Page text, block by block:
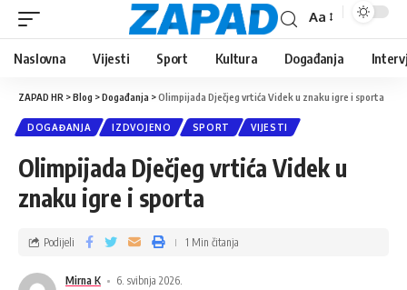
Aa
Naslovna Vijesti Sport Kultura Događanja
ZAPAD HR >Blog >Događanja >Olimpijada Dječjeg vrtića Videk u znaku igre i sporta
DOGAĐANJA IZDVOJENO SPORT VIJESTI
Olimpijada Dječjeg vrtića Videk u
znaku igre i sporta
Mirna K
6. svibnja 2026.
Podijeli 1 Min čitanja